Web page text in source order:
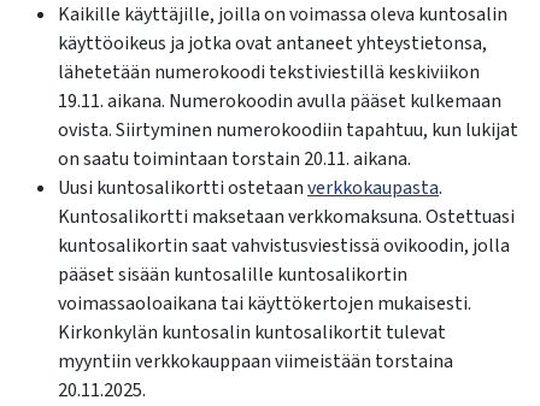
Kaikille käyttäjille, joilla on voimassa oleva kuntosalin
käyttöoikeus ja jotka ovat antaneet yhteystietonsa,
lähetetään numerokoodi tekstiviestillä keskiviikon
19.11. aikana. Numerokoodin avulla pääset kulkemaan
ovista. Siirtyminen numerokoodiin tapahtuu, kun lukijat
on saatu toimintaan torstain 20.11. aikana.
Uusi kuntosalikortti ostetaanverkkokaupasta.
Kuntosalikortti maksetaan verkkomaksuna. Ostettuasi
kuntosalikortin saat vahvistusviestissä ovikoodin, jolla
pääset sisään kuntosalille kuntosalikortin
voimassaoloaikana tai käyttökertojen mukaisesti.
Kirkonkylän kuntosalin kuntosalikortit tulevat
myyntiin verkkokauppaan viimeistään torstaina
20.11.2025.